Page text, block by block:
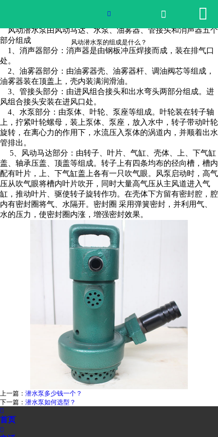
网站首页
2026世界杯官网
荣誉资质
公司实景
公司动态
产品服务
联系我们

风动潜水泵的组成是什么？
 
风动潜水泵的组成是什么？
风动潜水泵由风动马达、水泵、油雾器、管接头和消声器五个
部分组成
1、消声器部分：消声器是由钢板冲压焊接而成，装在排气口
处。
2、油雾器部分：由油雾器壳、油雾器杆、调油阀芯等组成，
油雾器装在顶盖上，壳内装满润滑油。
3、管接头部分：由进风组合接头和出水弯头两部分组成。进
风组合接头安装在进风口处。
4、水泵部分：由泵体、叶轮、泵座等组成。叶轮装在转子轴
上，拧紧叶轮螺母，装上泵体、泵座，放入水中，转子带动叶轮
旋转，在离心力的作用下，水流压入泵体的涡道内，并顺着出水
管排出。
5、风动马达部分：由转子、叶片、气缸、壳体、上、下气缸
盖、轴承压盖、顶盖等组成。转子上有四条均布的径向槽，槽内
配有叶片，上、下气缸盖上各有一只吹气眼。风泵启动时，高气
压从吹气眼将槽内叶片吹开，同时大量高气压从主风道进入气
缸，推动叶片、驱使转子旋转作功。在壳体下方留有密封腔，腔
内有密封圈将气、水隔开。密封圈 采用弹簧密封，并利用气、
水的压力，使密封圈内涨，增强密封效果。
上一篇： 潜水泵多少钱一个？
下一篇： 潜水泵如何选型？

首页
